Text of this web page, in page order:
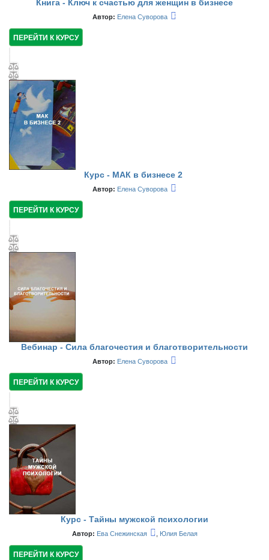
Книга - Ключ к счастью для женщин в бизнесе
Автор: Елена Суворова
ПЕРЕЙТИ К КУРСУ
Курс - МАК в бизнесе 2
Автор: Елена Суворова
ПЕРЕЙТИ К КУРСУ
Вебинар - Сила благочестия и благотворительности
Автор: Елена Суворова
ПЕРЕЙТИ К КУРСУ
Курс - Тайны мужской психологии
Автор: Ева Снежинская Юлия Белая
ПЕРЕЙТИ К КУРСУ